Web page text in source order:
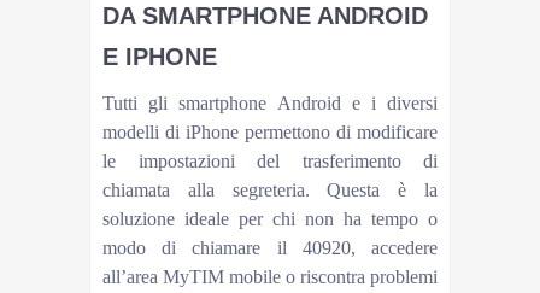
DA SMARTPHONE ANDROID
E IPHONE
Tutti gli smartphone Android e i diversi
modelli di iPhone permettono di modificare
le impostazioni del trasferimento di
chiamata alla segreteria. Questa è la
soluzione ideale per chi non ha tempo o
modo di chiamare il 40920, accedere
all’area MyTIM mobile o riscontra problemi